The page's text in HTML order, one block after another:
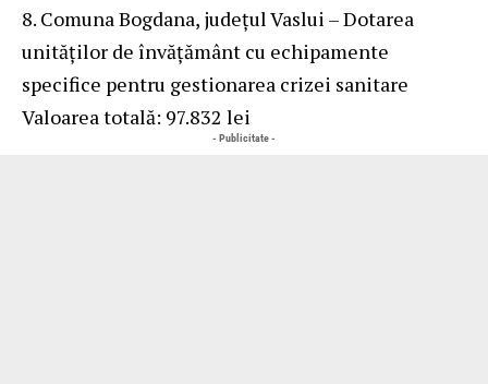
8. Comuna Bogdana, județul Vaslui – Dotarea
unităților de învățământ cu echipamente
specifice pentru gestionarea crizei sanitare
Valoarea totală: 97.832 lei
- Publicitate -